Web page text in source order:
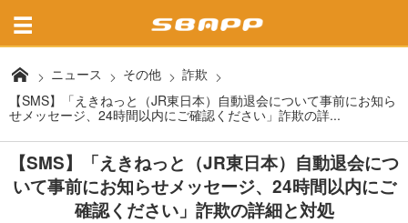
ニュース その他
詐欺
【SMS】「えきねっと（JR東日本）自動退会について事前にお知ら
せメッセージ、24時間以内にご確認ください」詐欺の詳...
【SMS】「えきねっと（JR東日本）自動退会につ
いて事前にお知らせメッセージ、24時間以内にご
確認ください」詐欺の詳細と対処